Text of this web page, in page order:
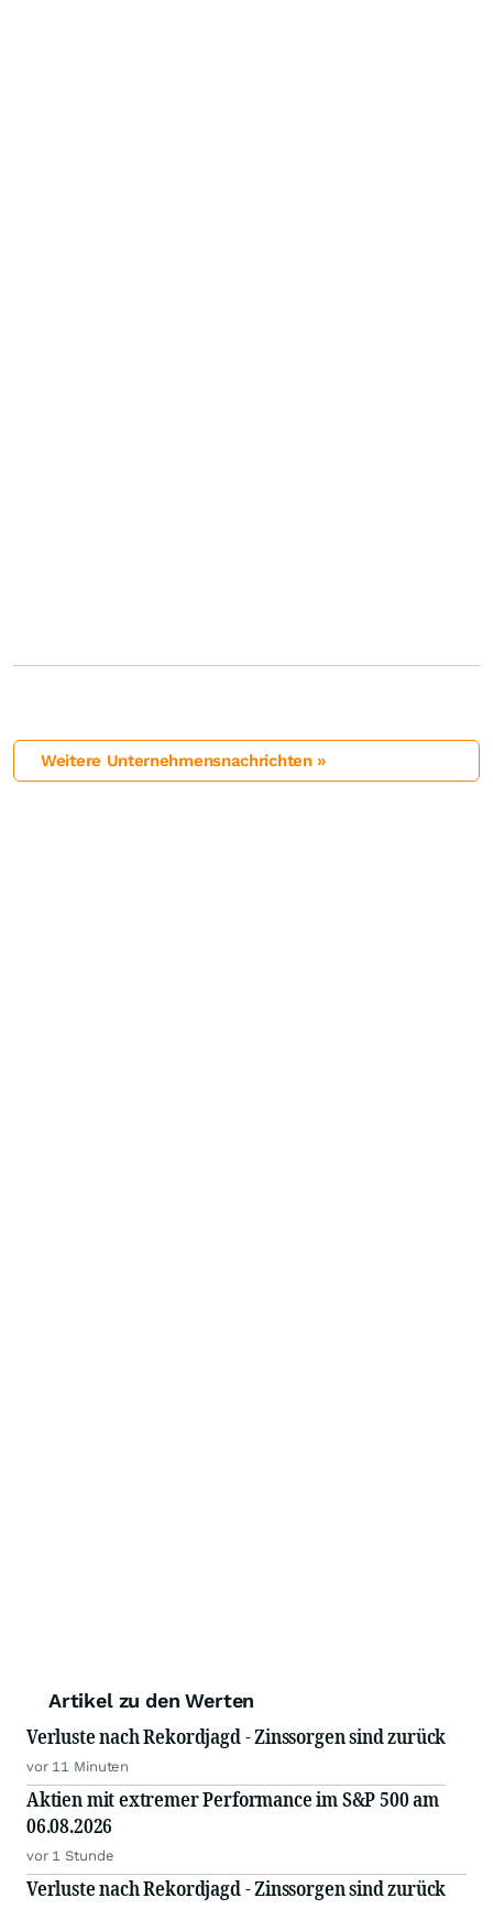
Weitere Unternehmensnachrichten »
Artikel zu den Werten
Verluste nach Rekordjagd - Zinssorgen sind zurück
vor 11 Minuten
Aktien mit extremer Performance im S&P 500 am
06.08.2026
vor 1 Stunde
Verluste nach Rekordjagd - Zinssorgen sind zurück